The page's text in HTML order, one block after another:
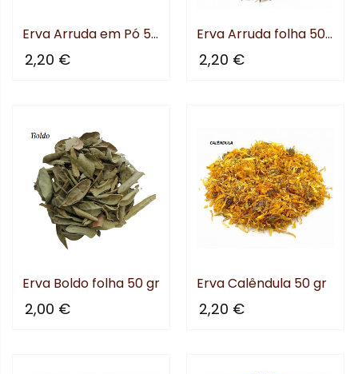
Erva Arruda em Pó 50 gr
2,20 €
Erva Arruda folha 50 gr
2,20 €
Erva Boldo folha 50 gr
2,00 €
Erva Calêndula 50 gr
2,20 €